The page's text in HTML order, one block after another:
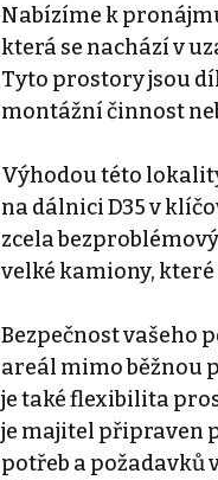
Nabízíme k
která se nachází v
Tyto prostory jsou
montážní činnost
Výhodou této
na dálnici D35 v
zcela
velké kamiony,
Bezpečnost vašeho
areál mimo běžnou
je také flexibilita
je majitel připraven
potřeb a požadavků